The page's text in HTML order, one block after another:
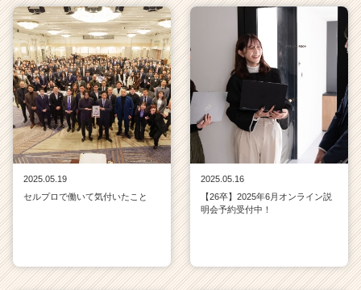
2025.05.19
セルプロで働いて気付いたこと
2025.05.16
【26卒】2025年6月オンライン説
明会予約受付中！